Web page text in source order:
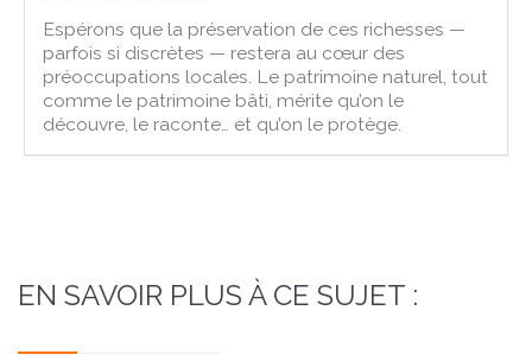
Espérons que la préservation de ces richesses —
parfois si discrètes — restera au cœur des
préoccupations locales. Le patrimoine naturel, tout
comme le patrimoine bâti, mérite qu’on le
découvre, le raconte… et qu’on le protège.
EN SAVOIR PLUS À CE SUJET :